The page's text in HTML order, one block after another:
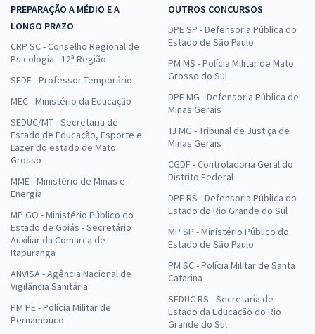
PREPARAÇÃO A MÉDIO E A
LONGO PRAZO
CRP SC - Conselho Regional de
Psicologia - 12ª Região
SEDF - Professor Temporário
MEC - Ministério da Educação
SEDUC/MT - Secretaria de
Estado de Educação, Esporte e
Lazer do estado de Mato
Grosso
MME - Ministério de Minas e
Energia
MP GO - Ministério Público do
Estado de Goiás - Secretário
Auxiliar da Comarca de
Itapuranga
ANVISA - Agência Nacional de
Vigilância Sanitária
PM PE - Polícia Militar de
Pernambuco
OUTROS CONCURSOS
DPE SP - Defensoria Pública do
Estado de São Paulo
PM MS - Polícia Militar de Mato
Grosso do Sul
DPE MG - Defensoria Pública de
Minas Gerais
TJ MG - Tribunal de Justiça de
Minas Gerais
CGDF - Controladoria Geral do
Distrito Federal
DPE RS - Defensoria Pública do
Estado do Rio Grande do Sul
MP SP - Ministério Público do
Estado de São Paulo
PM SC - Polícia Militar de Santa
Catarina
SEDUC RS - Secretaria de
Estado da Educação do Rio
Grande do Sul